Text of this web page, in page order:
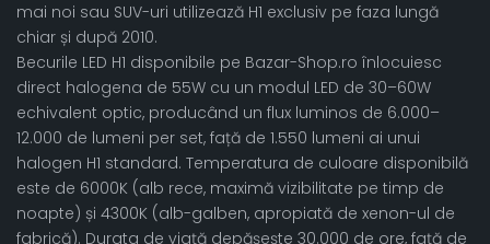
mai noi sau SUV-uri utilizează H1 exclusiv pe faza lungă
chiar și după 2010.
Becurile LED H1 disponibile pe Bazar-Shop.ro înlocuiesc
direct halogena de 55W cu un modul LED de 30–60W
echivalent optic, producând un flux luminos de 6.000–
12.000 de lumeni per set, față de 1.550 lumeni ai unui
halogen H1 standard. Temperatura de culoare disponibilă
este de 6000K (alb rece, maximă vizibilitate pe timp de
noapte) și 4300K (alb-galben, apropiată de xenon-ul de
fabrică). Durata de viață depășește 30.000 de ore, față de